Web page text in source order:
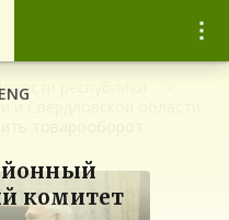
комитет
ENG
Новости республики
и Свердловской области